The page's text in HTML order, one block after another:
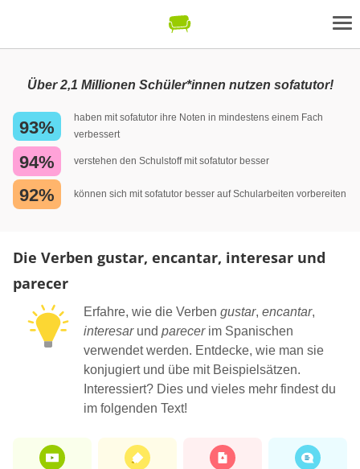
Über 2,1 Millionen Schüler*innen nutzen sofatutor!
93%
haben mit sofatutor ihre Noten in mindestens einem Fach
verbessert
94% verstehen den Schulstoff mit sofatutor besser
92% können sich mit sofatutor besser auf Schularbeiten vorbereiten
Die Verben gustar, encantar, interesar und
parecer
Erfahre, wie die Verben gustar, encantar,
interesarund parecerim Spanischen
verwendet werden. Entdecke, wie man sie
konjugiert und übe mit Beispielsätzen.
Interessiert? Dies und vieles mehr findest du
im folgenden Text!